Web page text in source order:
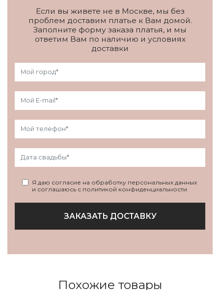
Если вы живете не в Москве, мы без
проблем доставим платье к Вам домой.
Заполните форму заказа платья, и мы
ответим Вам по наличию и условиях
доставки
Я даю согласие на обработку персональных данных
и соглашаюсь с политикой конфиденциальности
ЗАКАЗАТЬ ДОСТАВКУ
Похожие товары